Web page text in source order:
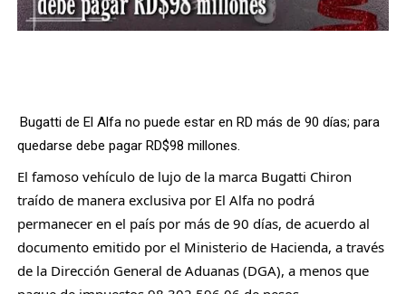
Bugatti de El Alfa no puede estar en RD más de 90 días; para
quedarse debe pagar RD$98 millones.
El famoso vehículo de lujo de la marca Bugatti Chiron
traído de manera exclusiva por El Alfa no podrá
permanecer en el país por más de 90 días, de acuerdo al
documento emitido por el Ministerio de Hacienda, a través
de la Dirección General de Aduanas (DGA), a menos que